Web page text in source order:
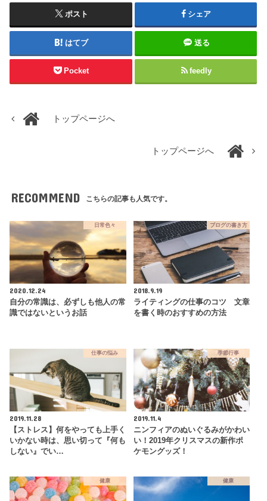
ポスト シェア
はてブ 送る
Pocket feedly
トップページへ
トップページへ
RECOMMEND こちらの記事も人気です。
日常色々
2020.12.24
自分の常識は、必ずしも他人の常
識ではないというお話
ブログの書き方
2018.9.19
ライティングの仕事のコツ 文章
を書く時のおすすめの方法
仕事の悩み
2019.11.28
【ストレス】何をやっても上手く
いかない時は、思い切って『何も
しない』でい…
季節行事
2019.11.4
ニンフィアのぬいぐるみがかわい
い！2019年クリスマスの新作ポ
ケモングッズ！
健康 健康